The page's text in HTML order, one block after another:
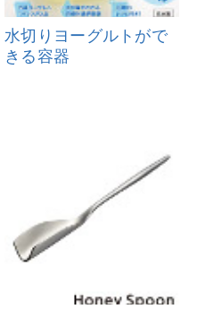
水切りヨーグルトがで
きる容器